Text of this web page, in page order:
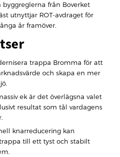
från Boverket
utnyttjar ROT-avdraget för
år framöver.
trappa Bromma för att
och skapa en mer
ek är det överlägsna valet
resultat som tål vardagens
knarreducering kan
till ett tyst och stabilt